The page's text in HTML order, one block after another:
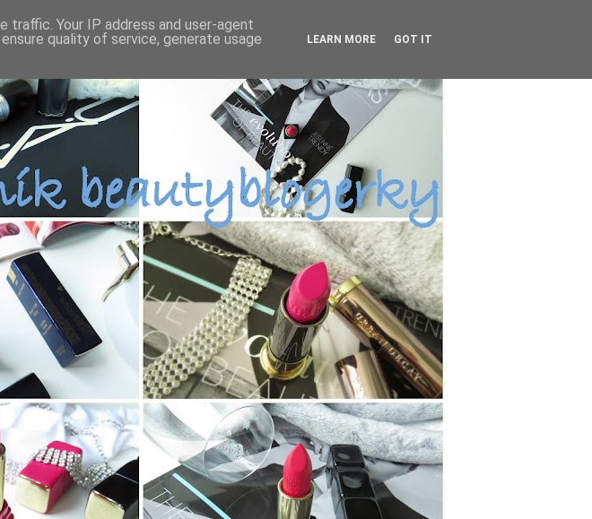
Your IP address and user-agent
quality of service, generate usage
LEARN MORE GOT IT